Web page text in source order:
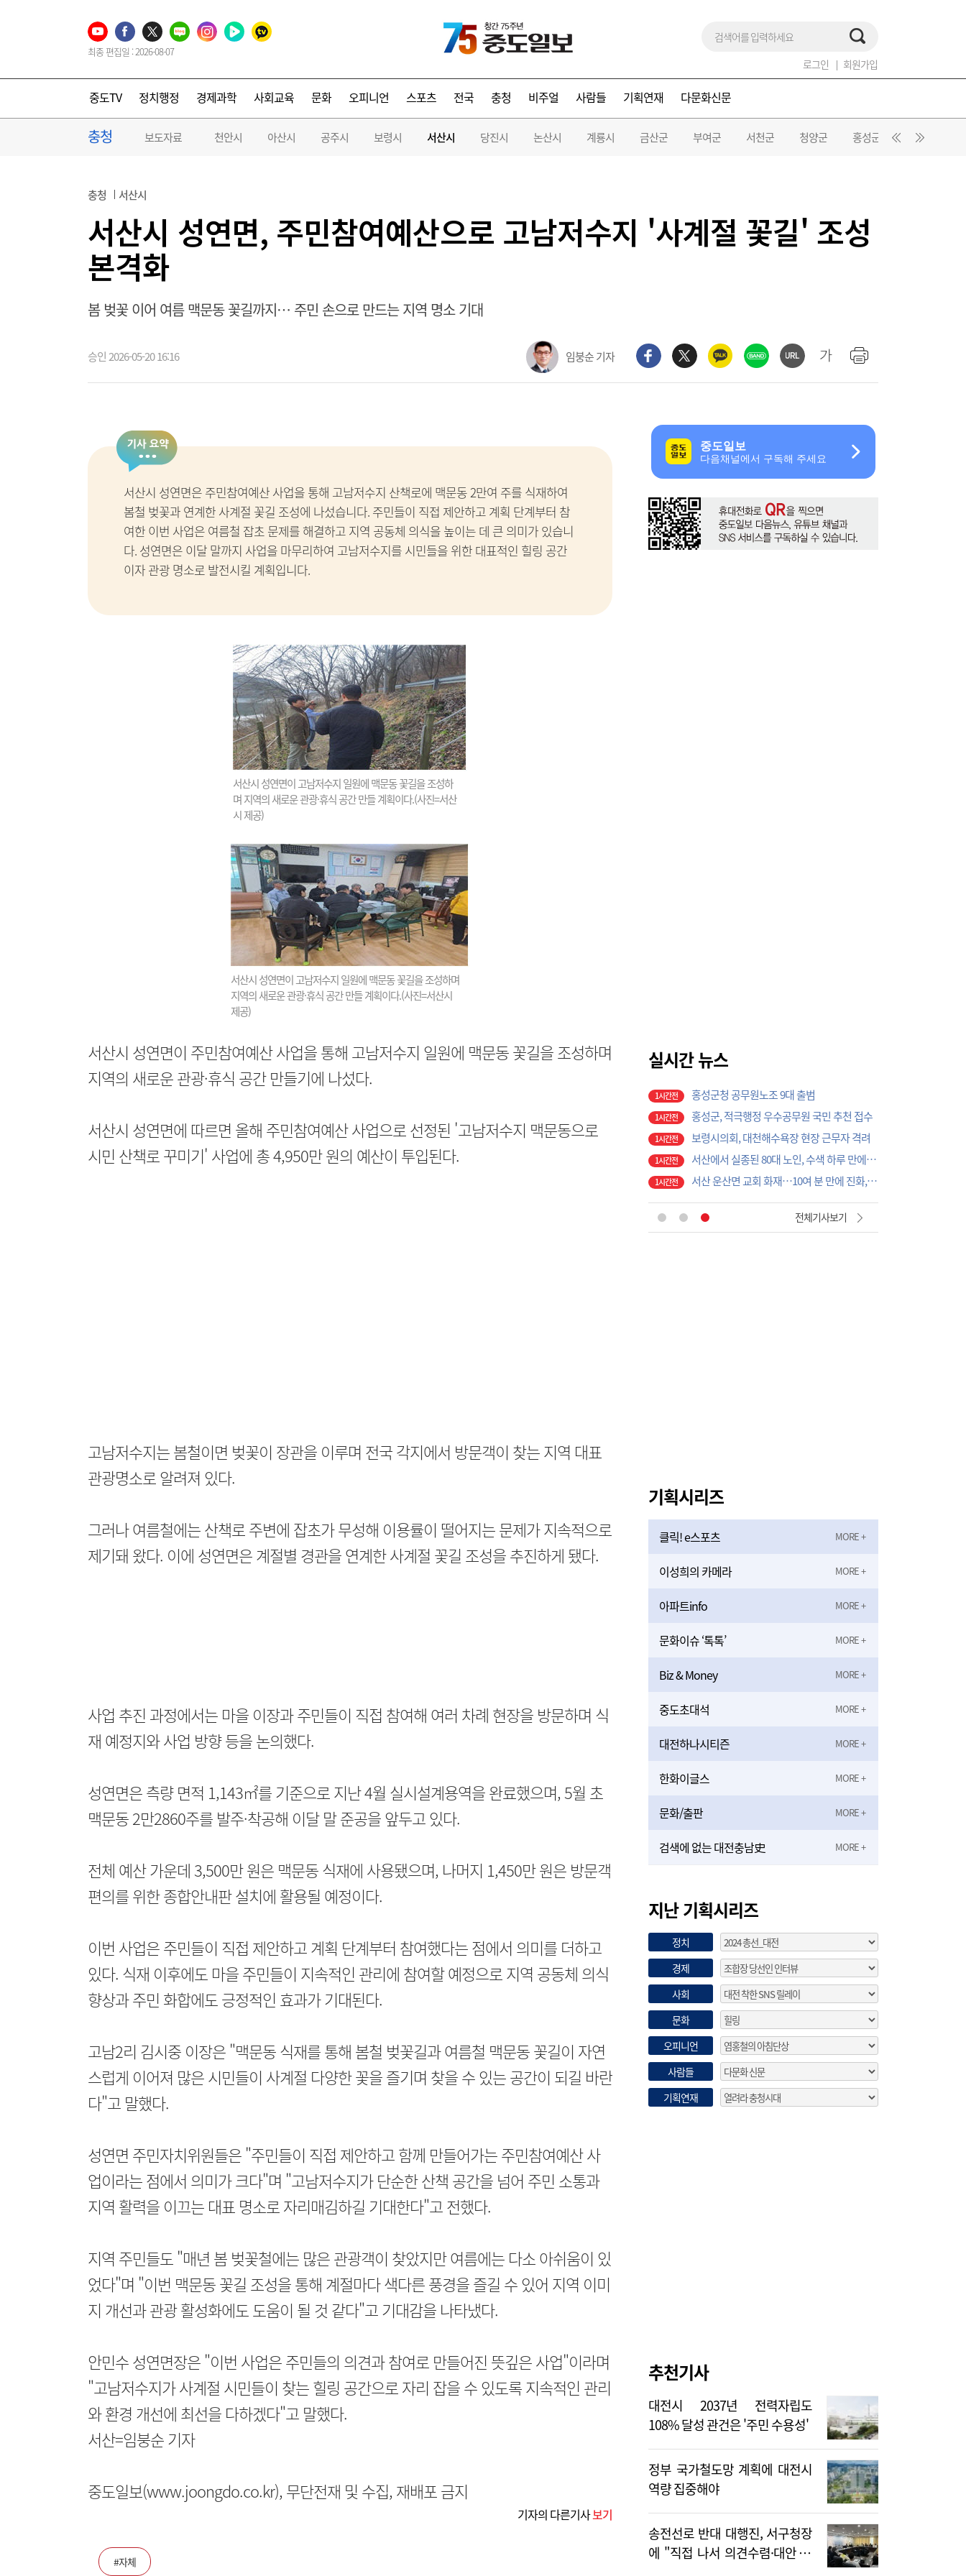
최종 편집일 : 2026-08-07
로그인 회원가입
중도TV 정치행정 경제과학 사회교육 문화 오피니언 스포츠 전국 충청 비주얼 사람들 기획연재 다문화신문
충청 보도자료 천안시 아산시 공주시 보령시 서산시 당진시 논산시 계룡시 금산군 부여군 서천군 청양군 홍성군 예산군
충청 서산시
서산시 성연면, 주민참여예산으로 고남저수지 '사계절 꽃길' 조성
본격화
봄 벚꽃 이어 여름 맥문동 꽃길까지… 주민 손으로 만드는 지역 명소 기대
승인 2026-05-20 16:16 임붕순 기자
서산시 성연면은 주민참여예산 사업을 통해 고남저수지 산책로에 맥문동 2만여 주를 식재하여
봄철 벚꽃과 연계한 사계절 꽃길 조성에 나섰습니다. 주민들이 직접 제안하고 계획 단계부터 참
여한 이번 사업은 여름철 잡초 문제를 해결하고 지역 공동체 의식을 높이는 데 큰 의미가 있습니
다. 성연면은 이달 말까지 사업을 마무리하여 고남저수지를 시민들을 위한 대표적인 힐링 공간
이자 관광 명소로 발전시킬 계획입니다.
서산시 성연면이 고남저수지 일원에 맥문동 꽃길을 조성하
며 지역의 새로운 관광·휴식 공간 만들 계획이다.(사진=서산
시 제공)
서산시 성연면이 고남저수지 일원에 맥문동 꽃길을 조성하며
지역의 새로운 관광·휴식 공간 만들 계획이다.(사진=서산시
제공)
서산시 성연면이 주민참여예산 사업을 통해 고남저수지 일원에 맥문동 꽃길을 조성하며
지역의 새로운 관광·휴식 공간 만들기에 나섰다.
서산시 성연면에 따르면 올해 주민참여예산 사업으로 선정된 '고남저수지 맥문동으로
시민 산책로 꾸미기' 사업에 총 4,950만 원의 예산이 투입된다.
고남저수지는 봄철이면 벚꽃이 장관을 이루며 전국 각지에서 방문객이 찾는 지역 대표
관광명소로 알려져 있다.
그러나 여름철에는 산책로 주변에 잡초가 무성해 이용률이 떨어지는 문제가 지속적으로
제기돼 왔다. 이에 성연면은 계절별 경관을 연계한 사계절 꽃길 조성을 추진하게 됐다.
사업 추진 과정에서는 마을 이장과 주민들이 직접 참여해 여러 차례 현장을 방문하며 식
재 예정지와 사업 방향 등을 논의했다.
성연면은 측량 면적 1,143㎡를 기준으로 지난 4월 실시설계용역을 완료했으며, 5월 초
맥문동 2만2860주를 발주·착공해 이달 말 준공을 앞두고 있다.
전체 예산 가운데 3,500만 원은 맥문동 식재에 사용됐으며, 나머지 1,450만 원은 방문객
편의를 위한 종합안내판 설치에 활용될 예정이다.
이번 사업은 주민들이 직접 제안하고 계획 단계부터 참여했다는 점에서 의미를 더하고
있다. 식재 이후에도 마을 주민들이 지속적인 관리에 참여할 예정으로 지역 공동체 의식
향상과 주민 화합에도 긍정적인 효과가 기대된다.
고남2리 김시중 이장은 "맥문동 식재를 통해 봄철 벚꽃길과 여름철 맥문동 꽃길이 자연
스럽게 이어져 많은 시민들이 사계절 다양한 꽃을 즐기며 찾을 수 있는 공간이 되길 바란
다"고 말했다.
성연면 주민자치위원들은 "주민들이 직접 제안하고 함께 만들어가는 주민참여예산 사
업이라는 점에서 의미가 크다"며 "고남저수지가 단순한 산책 공간을 넘어 주민 소통과
지역 활력을 이끄는 대표 명소로 자리매김하길 기대한다"고 전했다.
지역 주민들도 "매년 봄 벚꽃철에는 많은 관광객이 찾았지만 여름에는 다소 아쉬움이 있
었다"며 "이번 맥문동 꽃길 조성을 통해 계절마다 색다른 풍경을 즐길 수 있어 지역 이미
지 개선과 관광 활성화에도 도움이 될 것 같다"고 기대감을 나타냈다.
안민수 성연면장은 "이번 사업은 주민들의 의견과 참여로 만들어진 뜻깊은 사업"이라며
"고남저수지가 사계절 시민들이 찾는 힐링 공간으로 자리 잡을 수 있도록 지속적인 관리
와 환경 개선에 최선을 다하겠다"고 말했다.
서산=임붕순 기자
중도일보(www.joongdo.co.kr), 무단전재 및 수집, 재배포 금지
기자의 다른기사보기
#자체
실시간 뉴스
1시간전 홍성군청 공무원노조 9대 출범
1시간전 홍성군, 적극행정 우수공무원 국민 추천 접수
1시간전 보령시의회, 대천해수욕장 현장 근무자 격려
1시간전 서산에서 실종된 80대 노인, 수색 하루 만에 숨진 채 발견
1시간전 서산 운산면 교회 화재…10여 분 만에 진화, 인명피해 없어
1시간전 '맥도날드·세종시립박물관' 차례로 오픈… 고운동 정주여건 좋아진다
1시간전 "폭염 속 시원한 나눔", 서산 지곡면 ㈜에코솔루션, 도로 살수 봉사로 주민 안전 지킨다
1시간전 제주도교육청, 현장체험학습 외부 안전요원 연수비 최대 100명 지원
1시간전 홍성군의회, 건설기계 공영주기장 설치 논의
전체기사보기
기획시리즈
클릭! e스포츠
이성희의 카메라
아파트info
문화이슈 ‘톡톡’
Biz & Money
중도초대석
대전하나시티즌
한화이글스
문화/출판
검색에 없는 대전충남史
지난 기획시리즈
정치
경제
사회
문화
오피니언
사람들
기획연재
추천기사
대전시 2037년 전력자립도
108% 달성 관건은 '주민 수용성'
정부 국가철도망 계획에 대전시
역량 집중해야
송전선로 반대 대행진, 서구청장
에 "직접 나서 의견수렴·대안 제